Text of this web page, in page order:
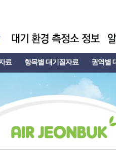
료 항목별 대기질자료 권역별